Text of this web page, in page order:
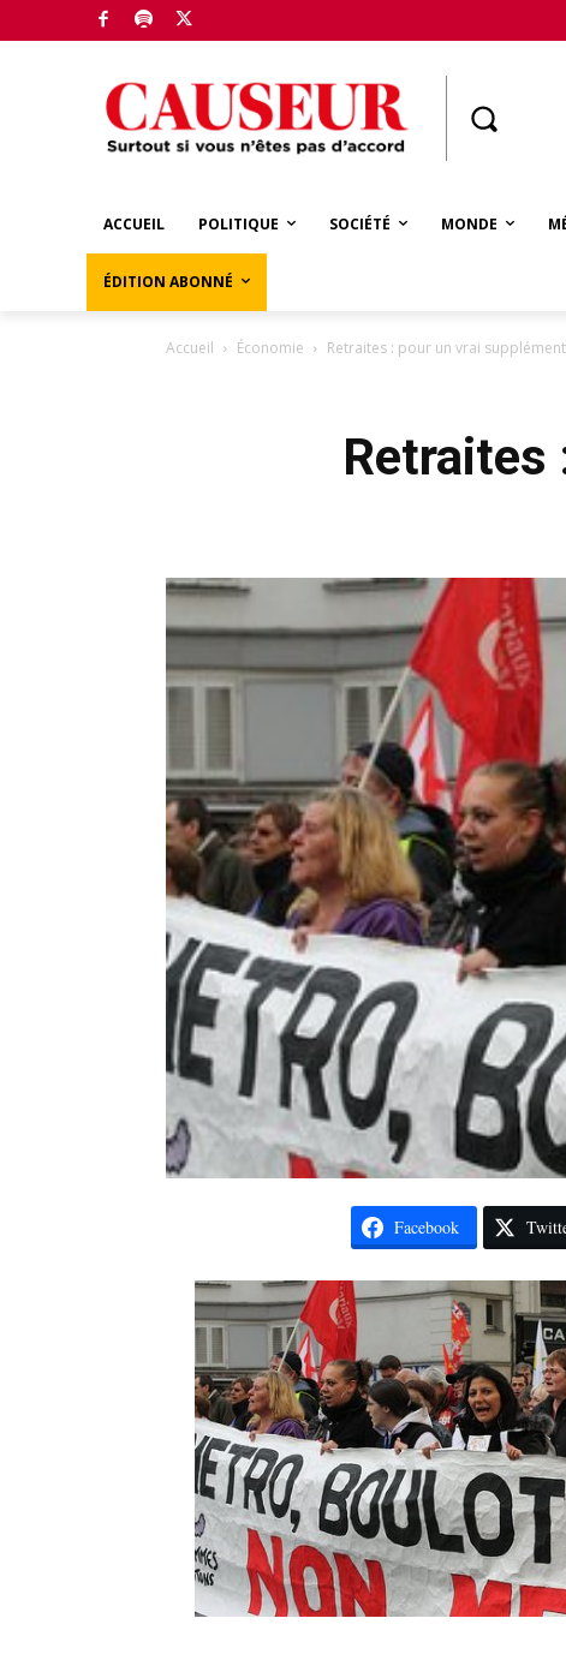
ACCUEIL POLITIQUE SOCIÉTÉ MONDE
ÉDITION ABONNÉ
Accueil Économie Retraites : pour un vrai supplément
Retraites
Facebook